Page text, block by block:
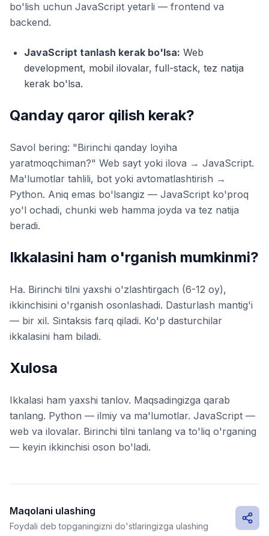
bo'lish uchun JavaScript yetarli — frontend va
backend.
JavaScript tanlash kerak bo'lsa: Web
development, mobil ilovalar, full-stack, tez natija
kerak bo'lsa.
Qanday qaror qilish kerak?
Savol bering: "Birinchi qanday loyiha
yaratmoqchiman?" Web sayt yoki ilova → JavaScript.
Ma'lumotlar tahlili, bot yoki avtomatlashtirish →
Python. Aniq emas bo'lsangiz — JavaScript ko'proq
yo'l ochadi, chunki web hamma joyda va tez natija
beradi.
Ikkalasini ham o'rganish mumkinmi?
Ha. Birinchi tilni yaxshi o'zlashtirgach (6-12 oy),
ikkinchisini o'rganish osonlashadi. Dasturlash mantig'i
— bir xil. Sintaksis farq qiladi. Ko'p dasturchilar
ikkalasini ham biladi.
Xulosa
Ikkalasi ham yaxshi tanlov. Maqsadingizga qarab
tanlang. Python — ilmiy va ma'lumotlar. JavaScript —
web va ilovalar. Birinchi tilni tanlang va to'liq o'rganing
— keyin ikkinchisi oson bo'ladi.
Maqolani ulashing
Foydali deb topganingizni do'stlaringizga ulashing